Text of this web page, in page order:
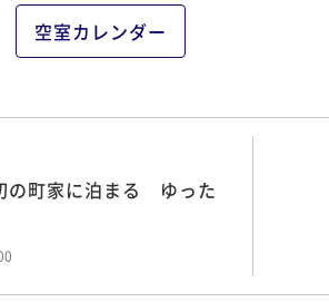
空室カレンダー
の町家に泊まる ゆった